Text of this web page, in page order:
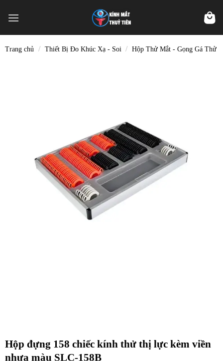
Trang chủ / Thiết Bị Đo Khúc Xạ - Soi / Hộp Thử Mắt - Gọng Gá Thử
Hộp đựng 158 chiếc kính thử thị lực kèm viền
nhựa màu SLC-158B